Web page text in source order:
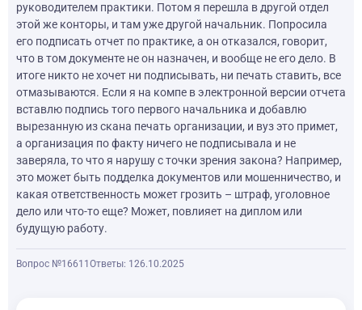
руководителем практики. Потом я перешла в другой отдел
этой же конторы, и там уже другой начальник. Попросила
его подписать отчет по практике, а он отказался, говорит,
что в том документе не он назначен, и вообще не его дело. В
итоге никто не хочет ни подписывать, ни печать ставить, все
отмазываются. Если я на компе в электронной версии отчета
вставлю подпись того первого начальника и добавлю
вырезанную из скана печать организации, и вуз это примет,
а организация по факту ничего не подписывала и не
заверяла, то что я нарушу с точки зрения закона? Например,
это может быть подделка документов или мошенничество, и
какая ответственность может грозить – штраф, уголовное
дело или что-то еще? Может, повлияет на диплом или
будущую работу.
Вопрос №16611 Ответы: 1 26.10.2025